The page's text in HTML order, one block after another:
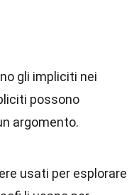
gli impliciti nei
possono
argomento.
usati per esplorare